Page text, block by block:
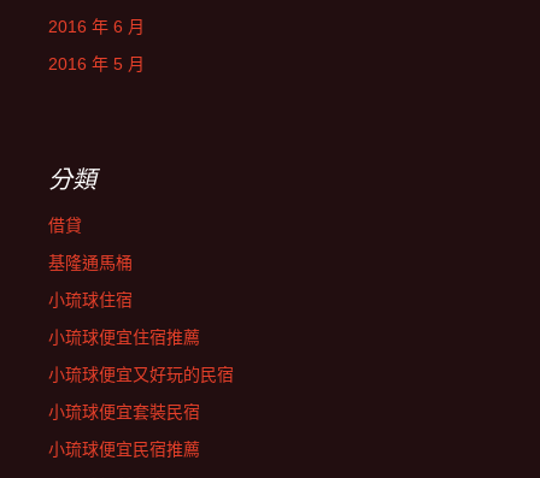
2016 年 6 月
2016 年 5 月
分類
借貸
基隆通馬桶
小琉球住宿
小琉球便宜住宿推薦
小琉球便宜又好玩的民宿
小琉球便宜套裝民宿
小琉球便宜民宿推薦